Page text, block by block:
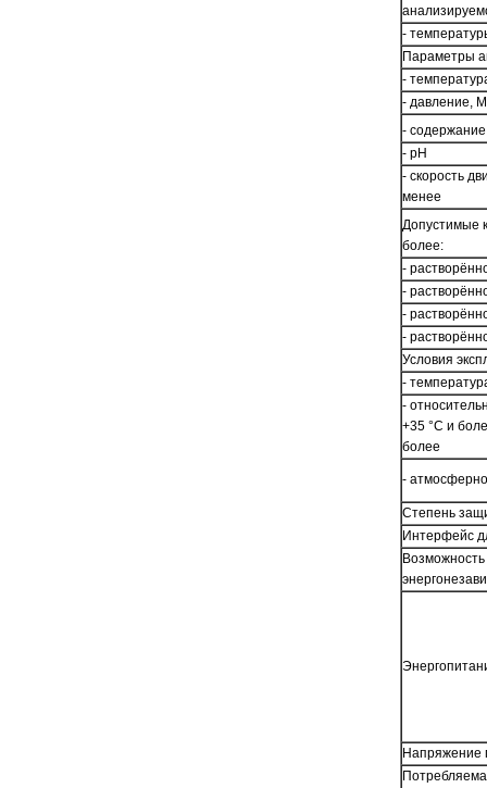
-
Параметры
-
- давление,
-
- рН
- скорость
менее
Допустимые
более:
-
-
-
-
Условия
-
-
+35 °С и
более
-
Степень
Интерфейс
Напряжение